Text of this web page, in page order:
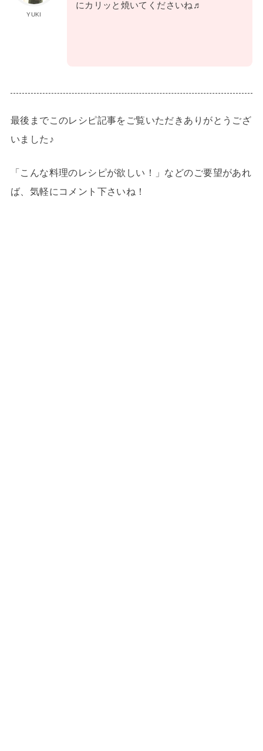
YUKI
にカリッと焼いてくださいね♬
最後までこのレシピ記事をご覧いただきありがとうござ
いました♪
「こんな料理のレシピが欲しい！」などのご要望があれ
ば、気軽にコメント下さいね！